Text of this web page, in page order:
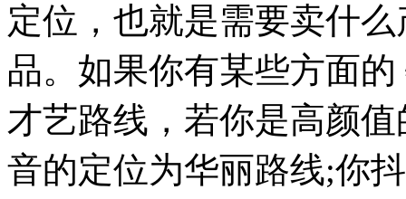
定位，也就是需要卖什
品。如果你有某些方面
才艺路线，若你是高颜
音的定位为华丽路线;你